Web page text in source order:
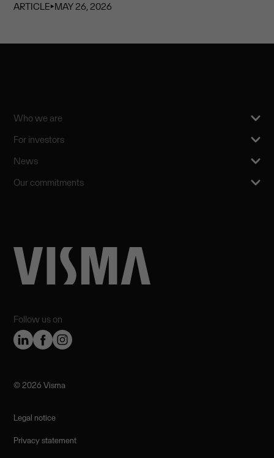
ARTICLE⏵MAY 26, 2026
Follow us on
Who we are
For investors
News
Our commitments
©️ 2026 Visma
Legal notice
Privacy statement